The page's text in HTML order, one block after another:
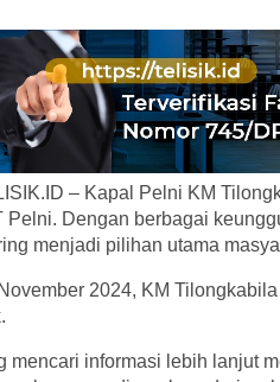
– Kapal Pelni KM
Pelni. Dengan berbagai
menjadi pilihan utama
2024, KM
mencari informasi lebih lanjut